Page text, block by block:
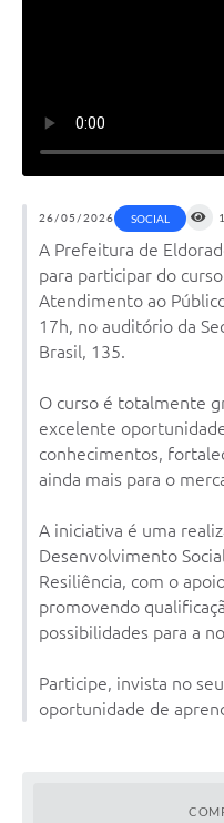
26/05/2026 SOCIAL
A Prefeitura de
para participar do
Atendimento ao
17h, no auditório da
Brasil, 135.
O curso é totalmente
excelente
conhecimentos,
ainda mais para o
A iniciativa é uma
Desenvolvimento
Resiliência, com o
promovendo
possibilidades para a
Participe, invista no
oportunidade de